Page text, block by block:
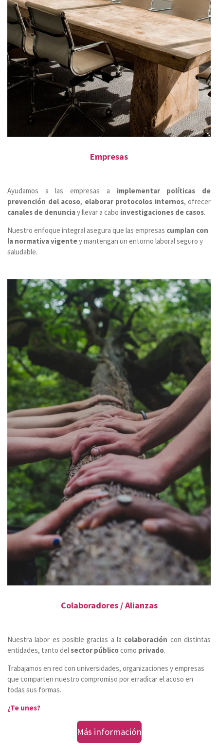
Empresas
Ayudamos a las empresas a implementar políticas de
prevención del acoso, elaborar protocolos internos, ofrecer
canales de denunciay llevar a cabo investigaciones de casos.
Nuestro enfoque integral asegura que las empresas cumplan con
la normativa vigentey mantengan un entorno laboral seguro y
saludable.
Colaboradores / Alianzas
Nuestra labor es posible gracias a la colaboración con distintas
entidades, tanto del sector públicocomo privado.
Trabajamos en red con universidades, organizaciones y empresas
que comparten nuestro compromiso por erradicar el acoso en
todas sus formas.
¿Te unes?
Más información